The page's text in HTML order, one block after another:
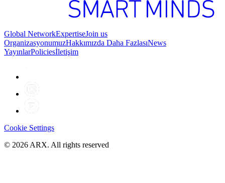
Global NetworkExpertiseJoin us
OrganizasyonumuzHakkımızda Daha FazlasıNews
YayınlarPoliciesİletişim
Cookie Settings
© 2026 ARX. All rights reserved